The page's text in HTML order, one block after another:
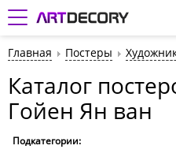
Главная Постеры
Каталог
Гойен Ян ван
Подкатегории: